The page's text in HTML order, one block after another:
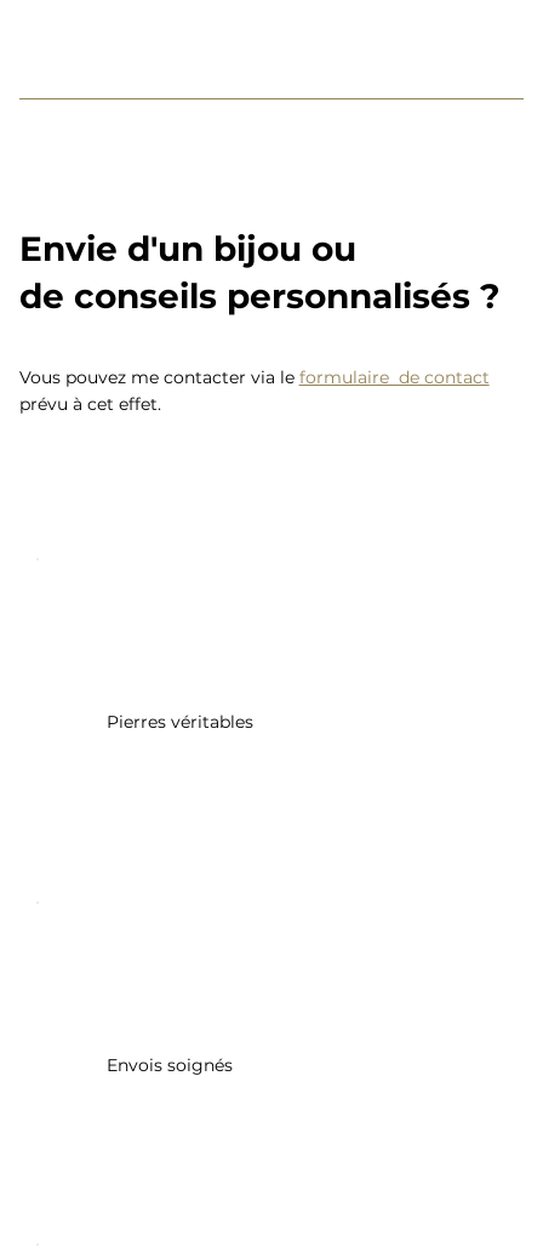
Envie d'un bijou ou
de conseils personnalisés ?
Vous pouvez me contacter via le formulaire de contact
prévu à cet effet.
Pierres véritables
Envois soignés